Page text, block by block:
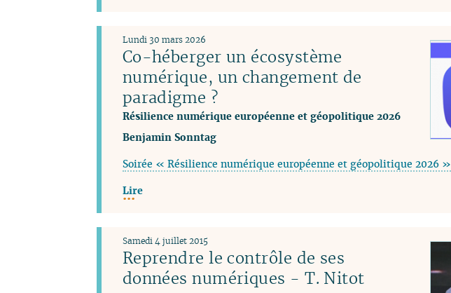
Co-héberger un écosystème
numérique, un changement de
paradigme ?
Résilience numérique européenne et géopolitique 2026
Lundi 30 mars 2026
Benjamin Sonntag
Soirée « Résilience numérique européenne et géopolitique 2026 »
Lire
Reprendre le contrôle de ses
données numériques - T. Nitot
Samedi 4 juillet 2015